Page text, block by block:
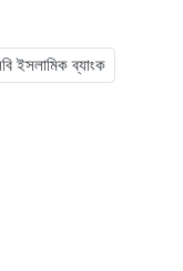
ইসলামিক ব্যাংক